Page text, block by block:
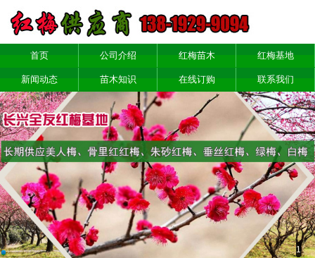
首页 公司介绍 红梅苗木 红梅基地
新闻动态 苗木知识 在线订购 联系我们
1